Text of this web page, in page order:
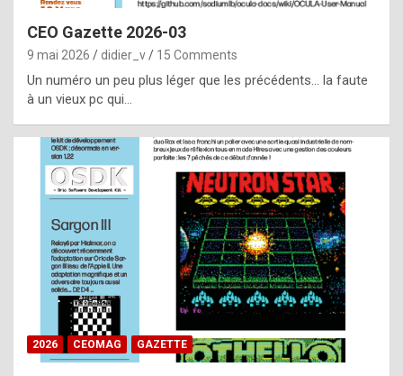
i
e
f
o
m
m
a
y
b
e
b
y
CEO Gazette 2026-03
9 mai 2026 didier_v 15 Comments
Un numéro un peu plus léger que les précédents… la faute
à un vieux pc qui…
2026 CEOMAG GAZETTE